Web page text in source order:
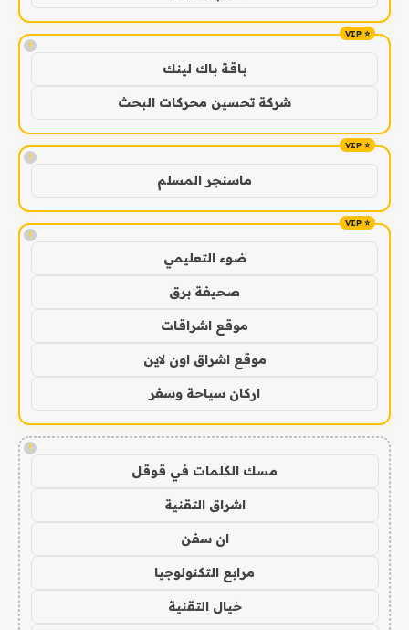
!
باقة باك لينك
شركة تحسين محركات البحث
!
ماسنجر المسلم
!
ضوء التعليمي
صحيفة برق
موقع اشراقات
موقع اشراق اون لاين
اركان سياحة وسفر
!
مسك الكلمات في قوقل
اشراق التقنية
ان سفن
مرابع التكنولوجيا
خيال التقنية